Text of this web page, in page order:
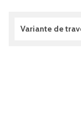
Variante de